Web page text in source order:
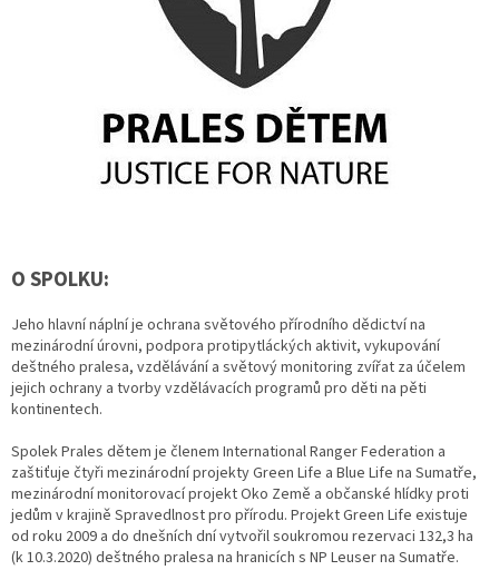
O SPOLKU:
Jeho hlavní náplní je ochrana světového přírodního dědictví na
mezinárodní úrovni, podpora protipytláckých aktivit, vykupování
deštného pralesa, vzdělávání a světový monitoring zvířat za účelem
jejich ochrany a tvorby vzdělávacích programů pro děti na pěti
kontinentech.
Spolek Prales dětem je členem International Ranger Federation a
zaštiťuje čtyři mezinárodní projekty Green Life a Blue Life na Sumatře,
mezinárodní monitorovací projekt Oko Země a občanské hlídky proti
jedům v krajině Spravedlnost pro přírodu. Projekt Green Life existuje
od roku 2009 a do dnešních dní vytvořil soukromou rezervaci 132,3 ha
(k 10.3.2020) deštného pralesa na hranicích s NP Leuser na Sumatře.